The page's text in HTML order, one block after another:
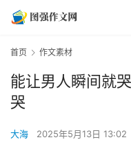
首页 作文素材
能让男人瞬间就
哭
大海 2025年5月13日 13:02